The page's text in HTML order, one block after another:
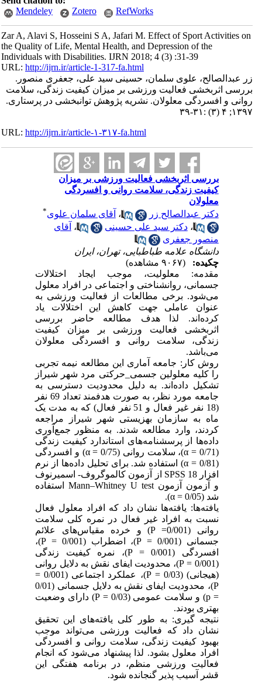
Mendeley
Zotero RefWorks
Zar A, Alavi S, Hosseini S A, Jafari M. Effect of Sport Activities on
the Quality of Life, Mental Health, and Depression of the
Individuals with Disabilities. IJRN 2018; 4 (3) :31-39
URL:http://ijrn.ir/article-1-317-fa.html
زر عبدالصالح، علوی سلمان، حسینی سید علی، جعفری منصور.
بررسی اثربخشی فعالیت ورزشی بر میزان کیفیت زندگی، سلامت
روانی و افسردگی معلولان. نشریه پژوهش توانبخشی در پرستاری.
۱۳۹۷; ۴ (۳) :۳۱-۳۹
URL:http://ijrn.ir/article-۱-۳۱۷-fa.html
بررسی اثربخشی فعالیت ورزشی بر میزان
کیفیت زندگی، سلامت روانی و افسردگی
معلولان
دکتر عبدالصالح زر
،آقای سلمان علوی*
،دکتر سید علی حسینی ،آقای
منصور جعفری
دانشگاه علامه طباطبایی، تهران، ایران
چکیده:
مقدمه: معلولیت، موجب ایجاد اختلالات
جسمانی، روانشناختی و اجتماعی در افراد معلول
می‌شود. برخی مطالعات از فعالیت ورزشی به
عنوان عاملی جهت کاهش این اختلالات یاد
کرده‌اند. لذا هدف مطالعه حاضر بررسی
اثربخشی فعالیت ورزشی بر میزان کیفیت
زندگی، سلامت روانی و افسردگی معلولان
می‌باشد.
روش کار: جامعه آماری این مطالعه نیمه تجربی
را کلیه معلولین جسمی_حرکتی مرد شهر شیراز
تشکیل داده‌اند. به دلیل محدودیت دسترسی به
جامعه مورد نظر، به صورت هدفمند تعداد 69 نفر
(18 نفر غیر فعال و 51 نفر فعال) که به مدت یک
ماه به سازمان بهزیستی شهر شیراز مراجعه
کردند، وارد مطالعه شدند. به منظور جمع‌آوری
داده‌ها از پرسشنامه‌های استاندارد کیفیت زندگی
(0/71 = α)، سلامت روانی (0/75 = α) و افسردگی
(0/81 = α) استفاده شد. برای تحلیل داده‌ها از نرم
افزار 18 SPSS از آزمون کالموگروف- اسمیرنوف
و آزمون آزمون Mann–Whitney U test استفاده
شد (0/05 = α).
یافته‌ها: یافته‌ها نشان داد که افراد معلول فعال
نسبت به افراد غیر فعال در نمره کلی سلامت
روانی (0/001= P) و خرده مقیاس‌های علائم
جسمانی (0/001 = P)، اضطراب (0/001 = P)،
افسردگی (0/001 = P)، نمره کیفیت زندگی
(0/001 = P)، محدودیت ایفای نقش به دلایل روانی
(هیجانی) (0/03 = P)، عملکرد اجتماعی (0/001 =
P)، محدودیت ایفای نقش به دلایل جسمانی (0/01
= p) و سلامت عمومی (0/03 = P) دارای وضعیت
بهتری بودند.
نتیجه گیری: به طور کلی یافته‌های این تحقیق
نشان داد که فعالیت ورزشی می‌تواند موجب
بهبود کیفیت زندگی، سلامت روانی و افسردگی
افراد معلول بشود. لذا پیشنهاد می‌شود که انجام
فعالیت ورزشی منظم، در برنامه هفتگی این
قشر آسیب پذیر گنجانده شود.